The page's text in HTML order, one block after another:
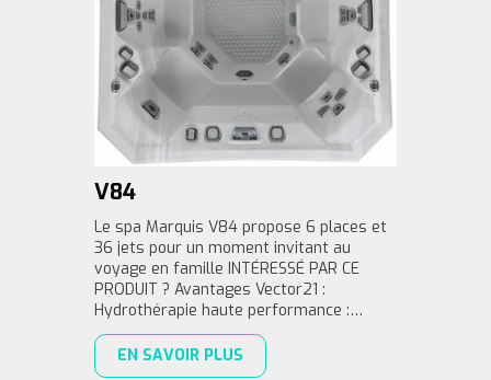
V84
Le spa Marquis V84 propose 6 places et
36 jets pour un moment invitant au
voyage en famille INTÉRESSÉ PAR CE
PRODUIT ? Avantages Vector21 :
Hydrothérapie haute performance :…
EN SAVOIR PLUS